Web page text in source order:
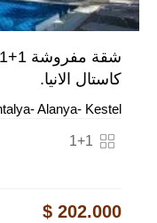
كاستال الانيا.
Alanya- Kestel
1+1
202.000 $